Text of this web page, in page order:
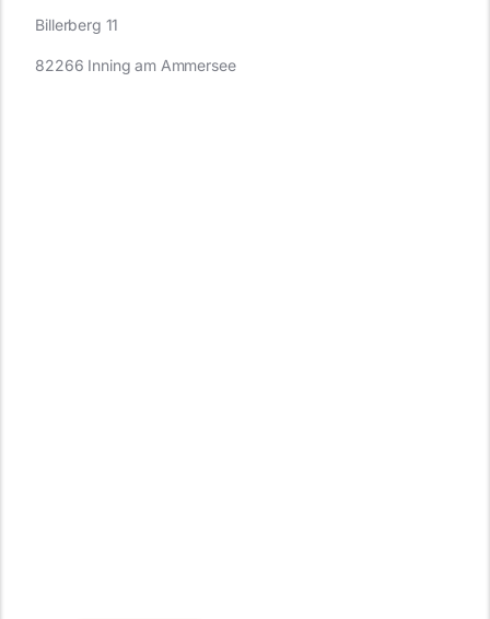
Billerberg 11
82266 Inning am Ammersee